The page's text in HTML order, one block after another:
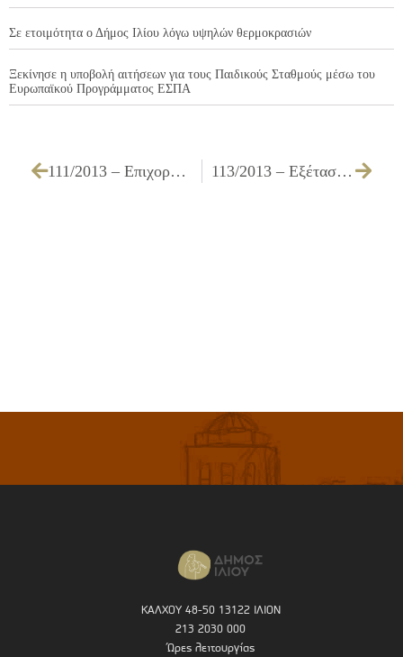
Σε ετοιμότητα ο Δήμος Ιλίου λόγω υψηλών θερμοκρασιών
Ξεκίνησε η υποβολή αιτήσεων για τους Παιδικούς Σταθμούς μέσω του
Ευρωπαϊκού Προγράμματος ΕΣΠΑ
111/2013 – Επιχορήγηση σχολικών επιτροπών του Δήμου Ιλίου 113/2013 – Εξέταση διακανονισμού οφειλής ποσού 3.553,54 € του υπόχρεου κ. ΓΕΡΑΚΙΑΝΑΚΗ ΓΕΩΡΓΙΟΥ του ΝΙΚΟΛΑΟΥ, βάσει της 274/2011 Απόφασης του Δημοτικού Συμβουλίου, ύστερα από την υπ’ αριθμ. 12043/07-03-2013 αίτησή του
ΚΑΛΧΟΥ 48-50 13122 ΙΛΙΟΝ
213 2030 000
Ώρες λειτουργίας